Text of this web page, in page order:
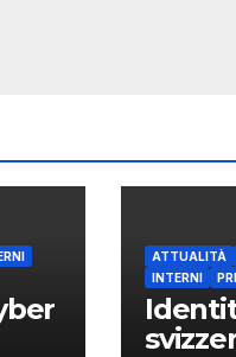
ATTUALITÀ
INTERNI